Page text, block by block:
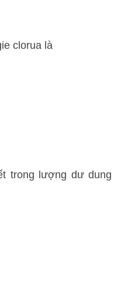
clorua là
trong lượng dư dung